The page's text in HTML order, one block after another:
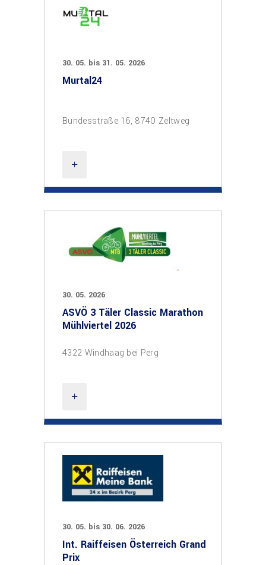
30. 05. bis 31. 05. 2026
Murtal24
Bundesstraße 16, 8740 Zeltweg
30. 05. 2026
ASVÖ 3 Täler Classic Marathon
Mühlviertel 2026
4322 Windhaag bei Perg
30. 05. bis 30. 06. 2026
Int. Raiffeisen Österreich Grand
Prix